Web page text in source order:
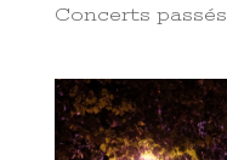
Concerts passés